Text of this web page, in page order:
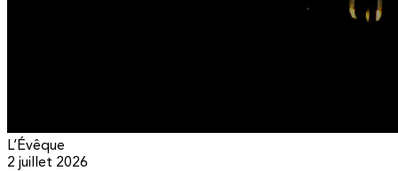
L’Évêque
2 juillet 2026